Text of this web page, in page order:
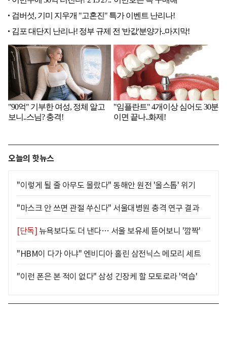
오늘의 핫뉴스
"이렇게 될 줄 아무도 몰랐다" 동해안 원전 '올스톱' 위기
"마스크 안 쓰면 관절 쑤신다" 서울대병원 충격 연구 결과
[단독] 뉴욕보다도 더 낸다… 서울 보유세 뜯어보니 '깜짝'
"HBM이 다가 아냐" 엔비디아 홀린 삼전닉스 메모리 세트
"이런 폰은 본 적이 없다" 삼성 긴장케 할 모토로라 '역습'